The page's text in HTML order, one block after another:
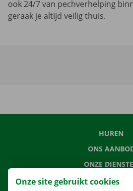
ook 24/7 van pechverhelping
geraak je altijd veilig thuis.
HUREN
ONS
ONZE
LOCATIES
Onze site gebruikt cookies